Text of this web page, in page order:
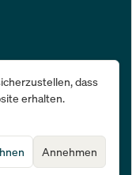
Finanzen in einer
dass
erhalten.
Annehmen